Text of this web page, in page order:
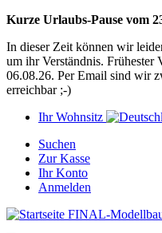
Kurze Urlaubs-Pause vom
In dieser Zeit können wir
um ihr Verständnis. Frühester
06.08.26. Per Email sind wir
erreichbar ;-)
Ihr Wohnsitz
Suchen
Zur Kasse
Ihr Konto
Anmelden